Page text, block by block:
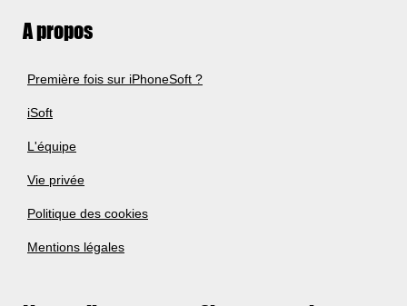
A propos
Première fois sur iPhoneSoft ?
iSoft
L'équipe
Vie privée
Politique des cookies
Mentions légales